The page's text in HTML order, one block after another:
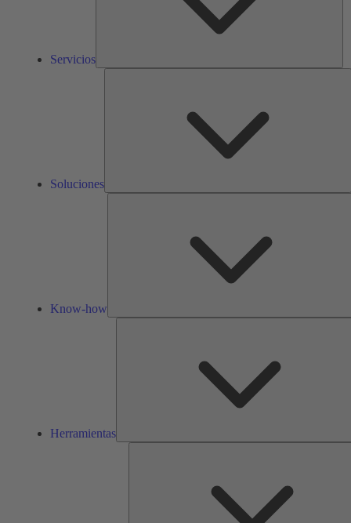
Servicios
Soluciones
Know-how
Herramientas